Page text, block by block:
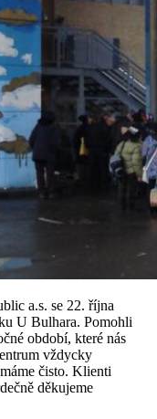
a.s. se 22. října
U Bulhara. Pomohli
období, které nás
vždycky
čisto. Klienti
děkujeme